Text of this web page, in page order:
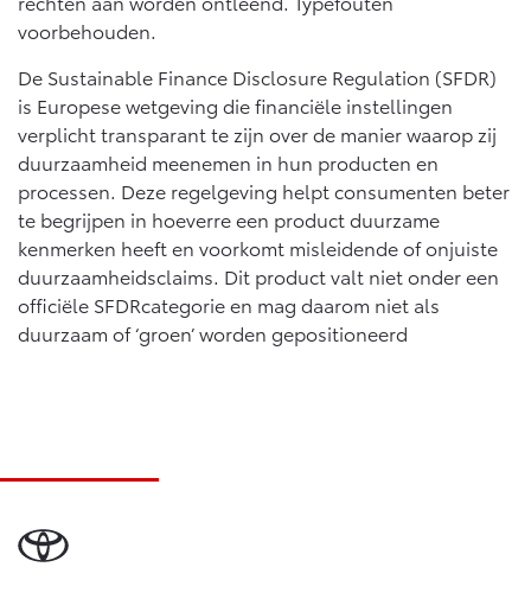
voorbehouden.
De Sustainable Finance Disclosure Regulation (SFDR)
is Europese wetgeving die financiële instellingen
verplicht transparant te zijn over de manier waarop zij
duurzaamheid meenemen in hun producten en
processen. Deze regelgeving helpt consumenten beter
te begrijpen in hoeverre een product duurzame
kenmerken heeft en voorkomt misleidende of onjuiste
duurzaamheidsclaims. Dit product valt niet onder een
officiële SFDRcategorie en mag daarom niet als
duurzaam of ‘groen’ worden gepositioneerd